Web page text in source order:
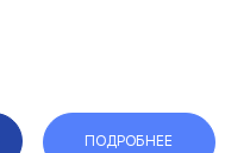
ПОДРОБНЕЕ